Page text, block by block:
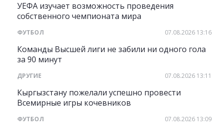
УЕФА изучает возможность проведения
собственного чемпионата мира
ФУТБОЛ 07.08.2026 13:16
Команды Высшей лиги не забили ни одного гола
за 90 минут
ДРУГИЕ 07.08.2026 13:11
Кыргызстану пожелали успешно провести
Всемирные игры кочевников
ФУТБОЛ 07.08.2026 13:09